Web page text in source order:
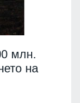
млн.
на